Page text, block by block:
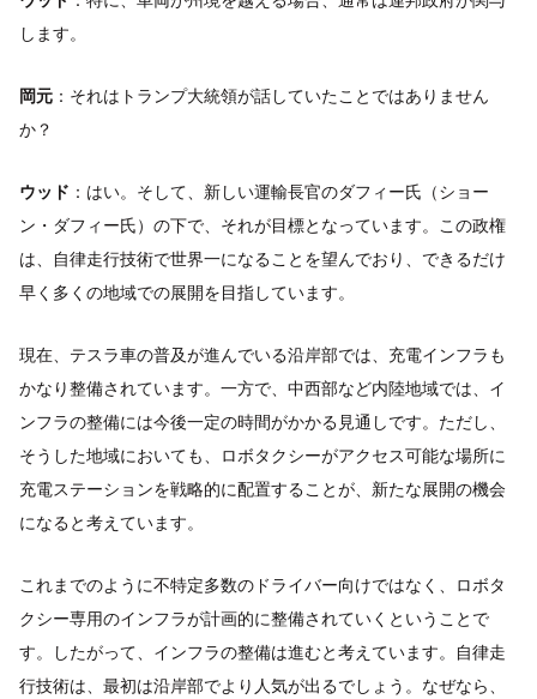
します。
岡元 ：それはトランプ大統領が話していたことではありません
か？
ウッド ：はい。そして、新しい運輸長官のダフィー氏（ショー
ン・ダフィー氏）の下で、それが目標となっています。この政権
は、自律走行技術で世界一になることを望んでおり、できるだけ
早く多くの地域での展開を目指しています。
現在、テスラ車の普及が進んでいる沿岸部では、充電インフラも
かなり整備されています。一方で、中西部など内陸地域では、イ
ンフラの整備には今後一定の時間がかかる見通しです。ただし、
そうした地域においても、ロボタクシーがアクセス可能な場所に
充電ステーションを戦略的に配置することが、新たな展開の機会
になると考えています。
これまでのように不特定多数のドライバー向けではなく、ロボタ
クシー専用のインフラが計画的に整備されていくということで
す。したがって、インフラの整備は進むと考えています。自律走
行技術は、最初は沿岸部でより人気が出るでしょう。なぜなら、